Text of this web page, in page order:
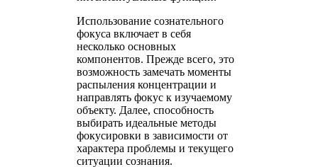
Использование сознательного
фокуса включает в себя
несколько основных
компонентов. Прежде всего, это
возможность замечать моменты
распыления концентрации и
направлять фокус к изучаемому
объекту. Далее, способность
выбирать идеальные методы
фокусировки в зависимости от
характера проблемы и текущего
ситуации сознания.